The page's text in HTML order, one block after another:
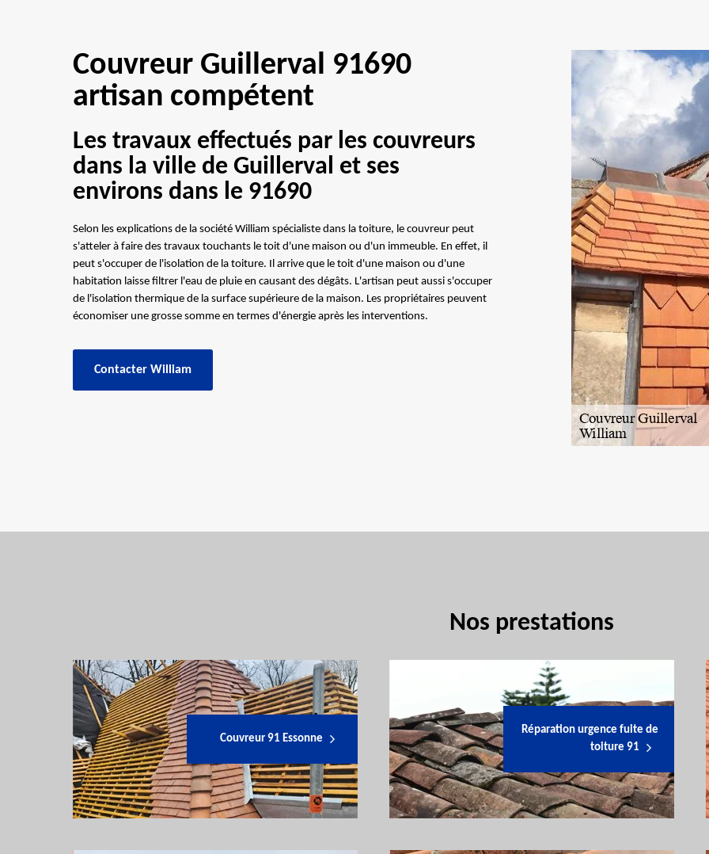
Couvreur Guillerval 91690
artisan compétent
Les travaux effectués par les couvreurs
dans la ville de Guillerval et ses
environs dans le 91690
Selon les explications de la société William spécialiste dans la toiture, le couvreur peut
s'atteler à faire des travaux touchants le toit d'une maison ou d'un immeuble. En effet, il
peut s'occuper de l'isolation de la toiture. Il arrive que le toit d'une maison ou d'une
habitation laisse filtrer l'eau de pluie en causant des dégâts. L'artisan peut aussi s'occuper
de l'isolation thermique de la surface supérieure de la maison. Les propriétaires peuvent
économiser une grosse somme en termes d'énergie après les interventions.
Contacter William
Nos prestations
Couvreur 91 Essonne
Réparation urgence fuite de
toiture 91